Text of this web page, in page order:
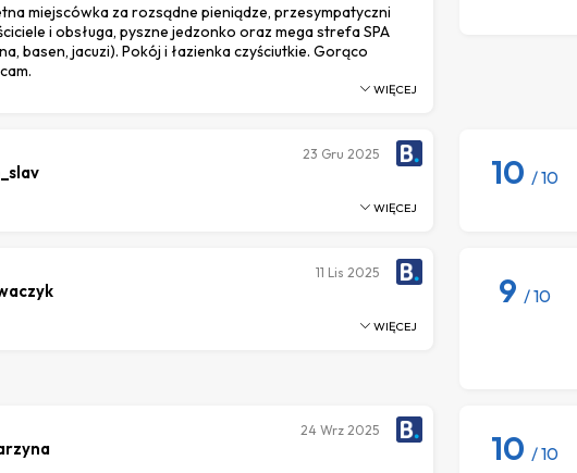
miejscówka za rozsądne pieniądze, przesympatyczni
i obsługa, pyszne jedzonko oraz mega strefa SPA
basen, jacuzi). Pokój i łazienka czyściutkie. Gorąco
WIĘCEJ
23 Gru 2025
WIĘCEJ
10 / 10
11 Lis 2025
WIĘCEJ
9 / 10
24 Wrz 2025 10 / 10